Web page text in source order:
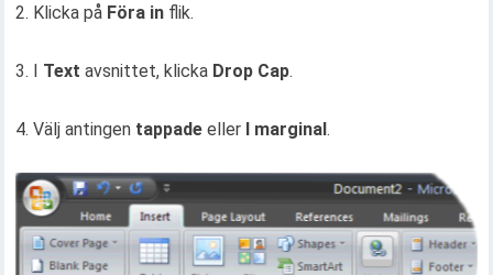
2. Klicka på Föra in flik.
3. I Text avsnittet, klicka Drop Cap.
4. Välj antingen tappade eller I marginal.